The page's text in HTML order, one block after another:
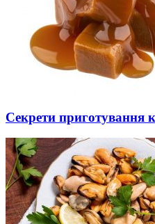
Секрети приготування